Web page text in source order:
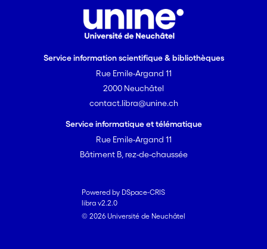
Service information scientifique & bibliothèques
Rue Emile-Argand 11
2000 Neuchâtel
contact.libra@unine.ch
Service informatique et télématique
Rue Emile-Argand 11
Bâtiment B, rez-de-chaussée
Powered by DSpace-CRIS
libra v2.2.0
© 2026 Université de Neuchâtel